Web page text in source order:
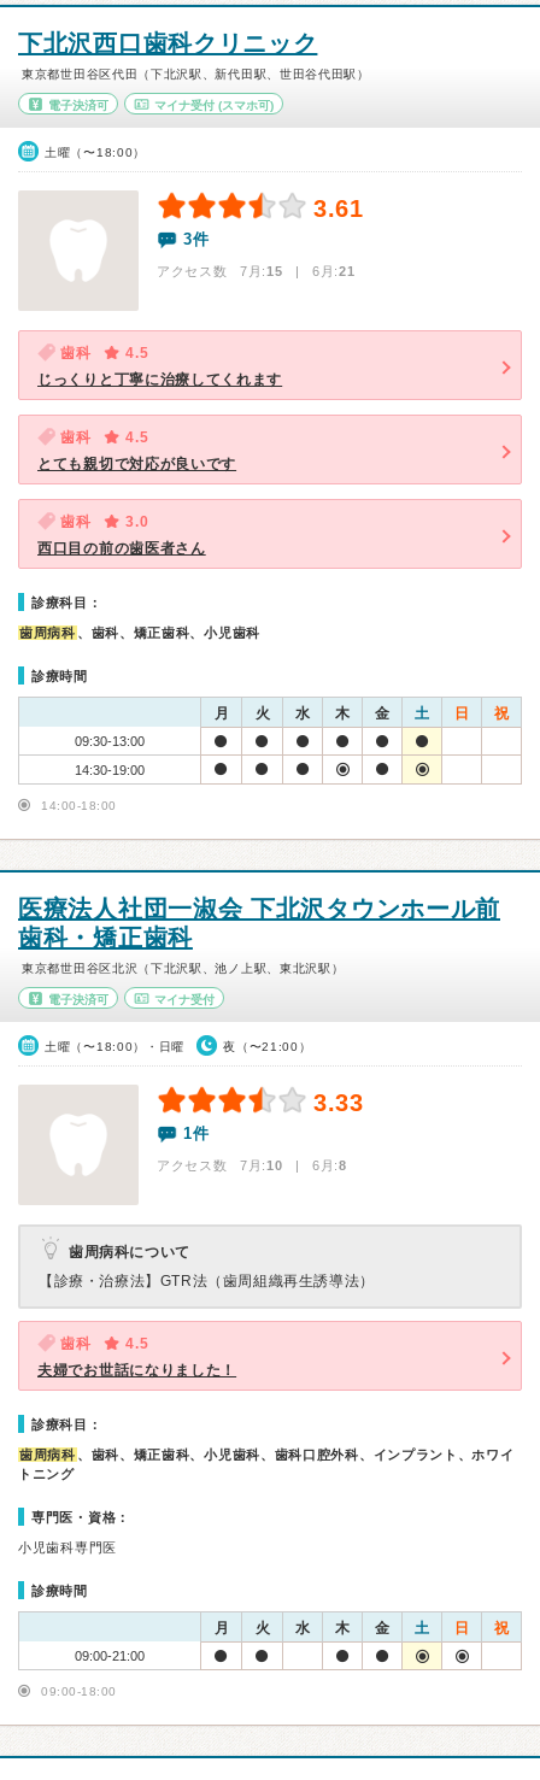
下北沢西口歯科クリニック
東京都世田谷区代田（下北沢駅、新代田駅、世田谷代田駅）
電子決済可 マイナ受付(スマホ可)
土曜（〜18:00）
3.61
3件
アクセス数 7月:15 | 6月:21
歯科
4.5
じっくりと丁寧に治療してくれます
歯科
4.5
とても親切で対応が良いです
歯科
3.0
西口目の前の歯医者さん
診療科目：
歯周病科 、歯科、矯正歯科、小児歯科
診療時間
月 火 水 木 金 土 日 祝
09:30-13:00
14:30-19:00
14:00-18:00
医療法人社団一淑会 下北沢タウンホール前
歯科・矯正歯科
東京都世田谷区北沢（下北沢駅、池ノ上駅、東北沢駅）
電子決済可 マイナ受付
土曜（〜18:00）・日曜 夜（〜21:00）
3.33
1件
アクセス数 7月:10 | 6月:8
歯周病科について
【診療・治療法】 GTR法（歯周組織再生誘導法）
歯科
4.5
夫婦でお世話になりました！
診療科目：
歯周病科 、歯科、矯正歯科、小児歯科、歯科口腔外科、インプラント、ホワイ
トニング
専門医・資格：
小児歯科専門医
診療時間
月 火 水 木 金 土 日 祝
09:00-21:00
09:00-18:00